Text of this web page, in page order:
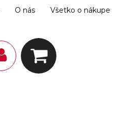
O nás Všetko o nákupe